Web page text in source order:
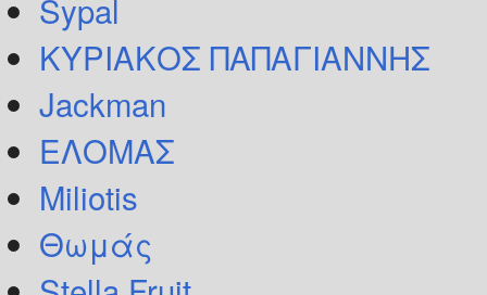
Sypal
ΚΥΡΙΑΚΟΣ ΠΑΠΑΓΙΑΝΝΗΣ
Jackman
ΕΛΟΜΑΣ
Miliotis
Θωμάς